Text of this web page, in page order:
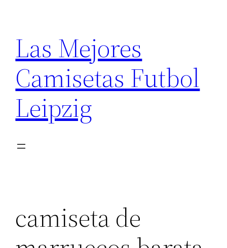
contenido
Las Mejores
Camisetas Futbol
Leipzig
camiseta de